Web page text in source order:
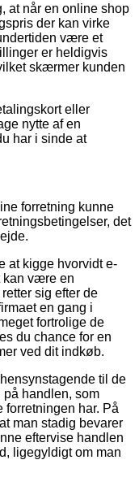
at når en online shop
der kan virke
være et
er heldigvis
skærmer kunden
eller
nytte af en
har i sinde at
forretning kunne
det
at kigge hvorvidt e-
kan være en
sig efter de
en gang i
fortrolige de
du chance for en
ved dit indkøb.
til de
på handlen, som
har. På
man stadig bevarer
eftervise handlen
ligegyldigt om man